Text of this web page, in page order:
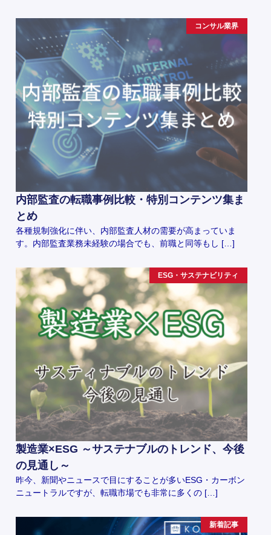
コンサル業界
内部監査の転職事例比較・特別コンテンツ集ま
とめ
各種規制強化に伴い、内部監査人材の需要が高まっていま
す。内部監査業務未経験の場合でも、前職と同等もし […]
ESG・サステナビリティ
製造業×ESG ～サステナブルのトレンド、今後
の見通し～
昨今、新聞やニュースで目にすることが多いESG・カーボン
ニュートラルですが、転職市場でも非常に多くの […]
新着記事